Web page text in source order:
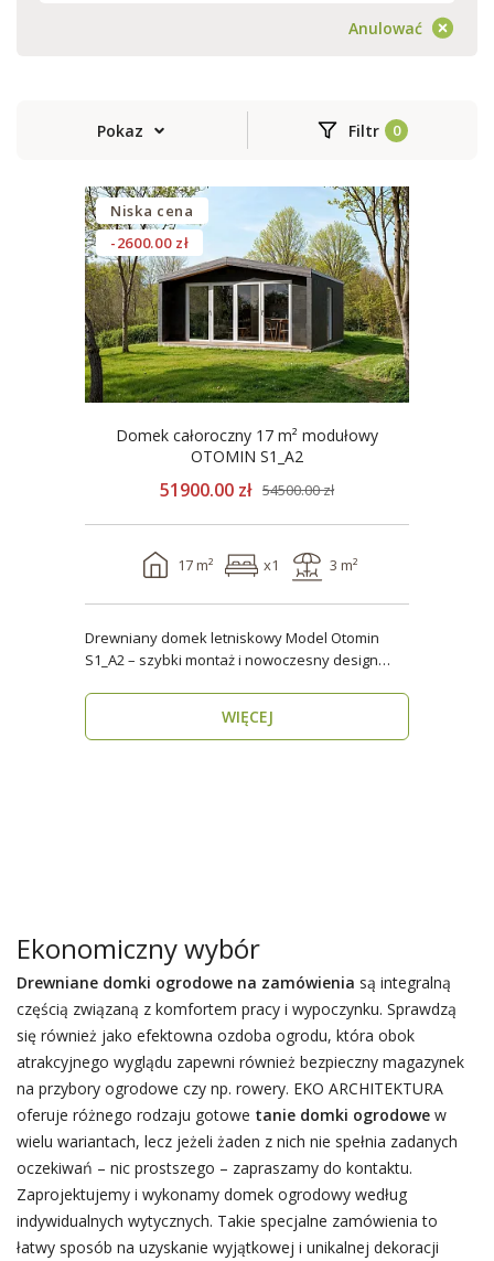
Anulować
Pokaz Filtr
Niska cena
-2600.00 zł
Domek całoroczny 17 m² modułowy
OTOMIN S1_A2
51900.00 zł 54500.00 zł
17 m² x1 3 m²
Drewniany domek letniskowy Model Otomin
S1_A2 – szybki montaż i nowoczesny design
WIĘCEJ
Ekonomiczny wybór
Drewniane domki ogrodowe na zamówienia są integralną
częścią związaną z komfortem pracy i wypoczynku. Sprawdzą
się również jako efektowna ozdoba ogrodu, która obok
atrakcyjnego wyglądu zapewni również bezpieczny magazynek
na przybory ogrodowe czy np. rowery. EKO ARCHITEKTURA
oferuje różnego rodzaju gotowe tanie domki ogrodowew
wielu wariantach, lecz jeżeli żaden z nich nie spełnia zadanych
oczekiwań – nic prostszego – zapraszamy do kontaktu.
Zaprojektujemy i wykonamy domek ogrodowy według
indywidualnych wytycznych. Takie specjalne zamówienia to
łatwy sposób na uzyskanie wyjątkowej i unikalnej dekoracji